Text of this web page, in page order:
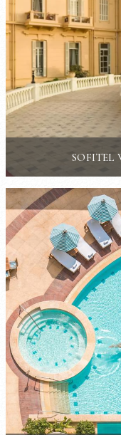
SOFITEL